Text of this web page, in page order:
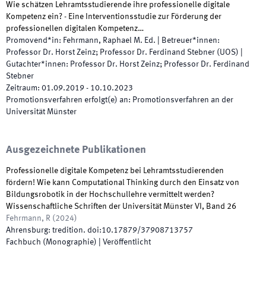
Wie schätzen Lehramtsstudierende ihre professionelle digitale
Kompetenz ein? - Eine Interventionsstudie zur Förderung der
professionellen digitalen Kompetenz…
Promovend*in: Fehrmann, Raphael M. Ed. Betreuer*innen:
Professor Dr. Horst Zeinz; Professor Dr. Ferdinand Stebner (UOS)
Gutachter*innen: Professor Dr. Horst Zeinz; Professor Dr. Ferdinand
Stebner
Zeitraum: 01.09.2019 - 10.10.2023
Promotionsverfahren erfolgt(e) an: Promotionsverfahren an der
Universität Münster
Ausgezeichnete Publikationen
Professionelle digitale Kompetenz bei Lehramtsstudierenden
fördern! Wie kann Computational Thinking durch den Einsatz von
Bildungsrobotik in der Hochschullehre vermittelt werden?
Wissenschaftliche Schriften der Universität Münster VI, Band 26
Fehrmann, R ( 2024)
Ahrensburg: tredition. doi:10.17879/37908713757
Fachbuch (Monographie)
Veröffentlicht